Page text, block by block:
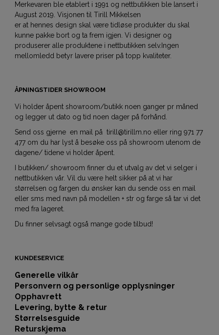
Merkevaren ble etablert i 1991 og nettbutikken ble lansert i
August 2019. Visjonen til Tirill Mikkelsen
er at hennes design skal være tidløse produkter du skal
kunne pakke bort og ta frem igjen. Vi designer og
produserer alle produktene i nettbutikken selv.Ingen
mellomledd betyr lavere priser på topp kvaliteter.
ÅPNINGSTIDER SHOWROOM
Vi holder åpent showroom/butikk noen ganger pr måned
og legger ut dato og tid noen dager på forhånd.
Send oss gjerne en mail på tirill@tirillm.no eller ring 971 77
477 om du har lyst å besøke oss på showroom utenom de
dagene/ tidene vi holder åpent.
I butikken/ showroom finner du et utvalg av det vi selger i
nettbutikken vår. Vil du være helt sikker på at vi har
størrelsen og fargen du ønsker kan du sende oss en mail
eller sms med navn på modellen + str og farge så tar vi det
med fra lageret.
Du finner selvsagt også mange gode tilbud!
KUNDESERVICE
Generelle vilkår
Personvern og personlige opplysninger
Opphavrett
Levering, bytte & retur
Størrelsesguide
Returskjema